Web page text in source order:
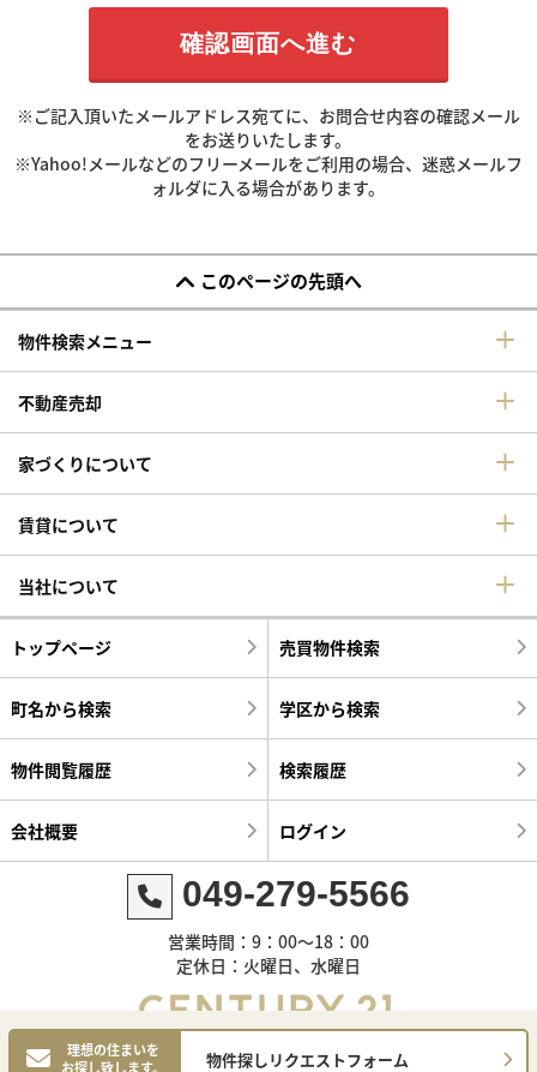
理想の住まいを
お探し致します。
物件探しリクエストフォーム
※ご記入頂いたメールアドレス宛てに、お問合せ内容の確認メール
をお送りいたします。
※Yahoo!メールなどのフリーメールをご利用の場合、迷惑メールフ
ォルダに入る場合があります。
このページの先頭へ
物件検索メニュー
不動産売却
家づくりについて
賃貸について
当社について
トップページ 売買物件検索
町名から検索 学区から検索
物件閲覧履歴 検索履歴
会社概要 ログイン
049-279-5566
営業時間：9：00～18：00
定休日：火曜日、水曜日